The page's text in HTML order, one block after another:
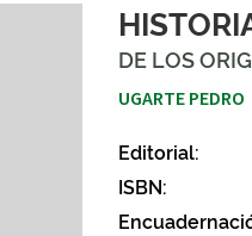
DE LOS
UGARTE PEDRO
Editorial:
ISBN: